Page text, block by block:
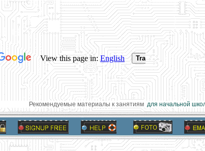
Рекомендуемые материалы к занятиямдля начальной